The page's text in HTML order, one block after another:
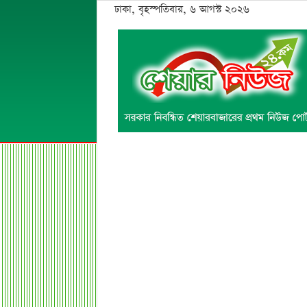
ঢাকা, বৃহস্পতিবার, ৬ আগস্ট ২০২৬